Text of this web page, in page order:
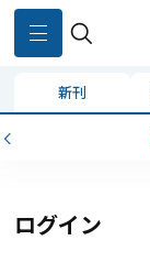
新刊
ログイン